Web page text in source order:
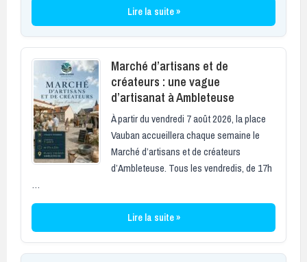
Lire la suite »
Marché d’artisans et de
créateurs : une vague
d’artisanat à Ambleteuse
À partir du vendredi 7 août 2026, la place
Vauban accueillera chaque semaine le
Marché d’artisans et de créateurs
d’Ambleteuse. Tous les vendredis, de 17h
…
Lire la suite »